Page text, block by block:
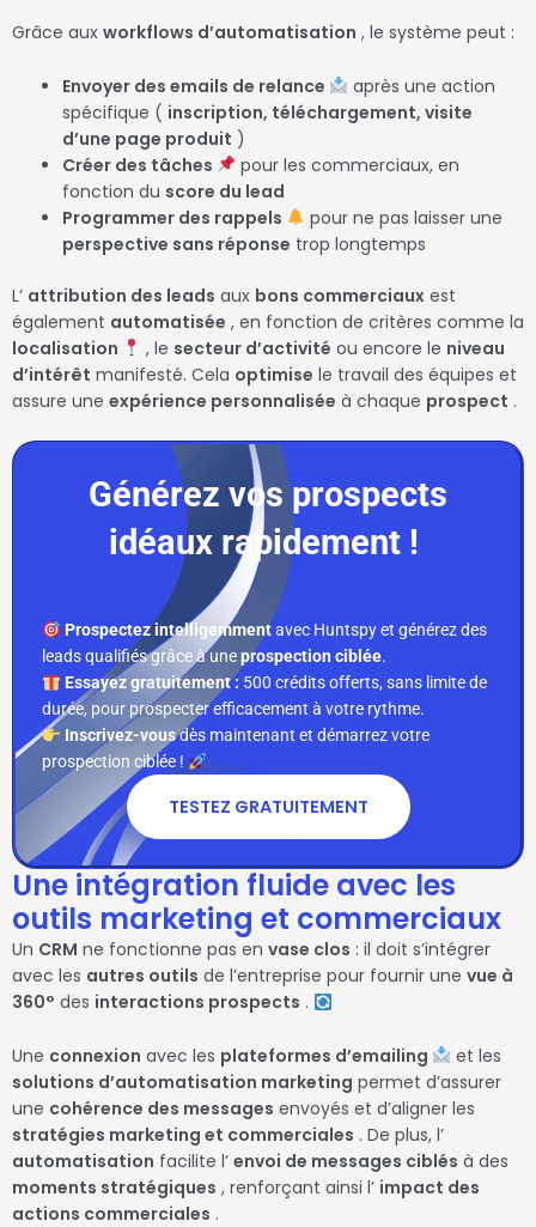
Grâce aux workflows d’automatisation , le système peut :
Envoyer des emails de relance
après une action
spécifique ( inscription, téléchargement, visite
d’une page produit )
Créer des tâches
pour les commerciaux, en
fonction du score du lead
Programmer des rappels
pour ne pas laisser une
perspective sans réponse trop longtemps
L’ attribution des leads aux bons commerciaux est
également automatisée , en fonction de critères comme la
localisation
, le secteur d’activité ou encore le niveau
d’intérêt manifesté. Cela optimise le travail des équipes et
assure une expérience personnalisée à chaque prospect .
Générez vos prospects
idéaux rapidement !
Prospectez intelligemmentavec Huntspy et générez des
leads qualifiés grâce à uneprospection ciblée.
Essayez gratuitement : 500 crédits offerts, sans limite de
durée, pour prospecter efficacement à votre rythme.
Inscrivez-vousdès maintenant et démarrez votre
prospection ciblée !
TESTEZ GRATUITEMENT
Une intégration fluide avec les
outils marketing et commerciaux
Un CRM ne fonctionne pas en vase clos : il doit s’intégrer
avec les autres outils de l’entreprise pour fournir une vue à
360° des interactions prospects .
Une connexion avec les plateformes d’emailing
et les
solutions d’automatisation marketing permet d’assurer
une cohérence des messages envoyés et d’aligner les
stratégies marketing et commerciales . De plus, l’
automatisation facilite l’ envoi de messages ciblés à des
moments stratégiques , renforçant ainsi l’ impact des
actions commerciales .